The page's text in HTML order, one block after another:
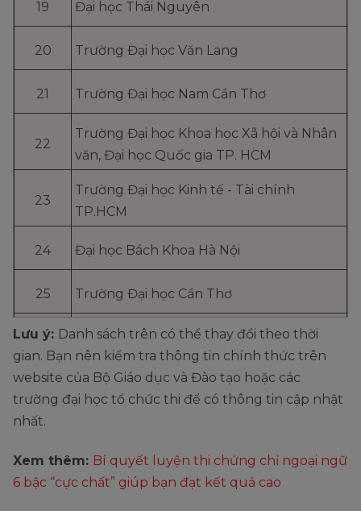
19 Đại học Thái Nguyên
20 Trường Đại học Văn Lang
21 Trường Đại học Nam Cần Thơ
22
Trường Đại học Khoa học Xã hội và Nhân
văn, Đại học Quốc gia TP. HCM
23
Trường Đại học Kinh tế - Tài chính
TP.HCM
24 Đại học Bách Khoa Hà Nội
25 Trường Đại học Cần Thơ
26 Trường Đại học Công nghiệp TP. HCM
27 Học viện Báo chí Tuyên truyền
Lưu ý: Danh sách trên có thể thay đổi theo thời
gian. Bạn nên kiểm tra thông tin chính thức trên
website của Bộ Giáo dục và Đào tạo hoặc các
trường đại học tổ chức thi để có thông tin cập nhật
nhất.
Xem thêm: Bí quyết luyện thi chứng chỉ ngoại ngữ
6 bậc “cực chất” giúp bạn đạt kết quả cao